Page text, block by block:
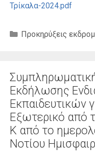
Τρίκαλα-2024.pdf
Κατηγορίες
Προκηρύξεις
Εκδήλωσης
Εκπαιδευτικών
Εξωτερικό από
Κ από το
Νοτίου